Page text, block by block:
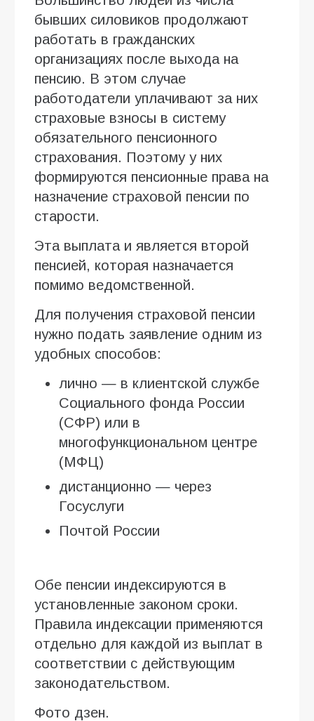
бывших силовиков продолжают
работать в гражданских
организациях после выхода на
пенсию. В этом случае
работодатели уплачивают за них
страховые взносы в систему
обязательного пенсионного
страхования. Поэтому у них
формируются пенсионные права на
назначение страховой пенсии по
старости.
Эта выплата и является второй
пенсией, которая назначается
помимо ведомственной.
Для получения страховой пенсии
нужно подать заявление одним из
удобных способов:
лично — в клиентской службе
Социального фонда России
(СФР) или в
многофункциональном центре
(МФЦ)
дистанционно — через
Госуслуги
Почтой России
Обе пенсии индексируются в
установленные законом сроки.
Правила индексации применяются
отдельно для каждой из выплат в
соответствии с действующим
законодательством.
Фото дзен.